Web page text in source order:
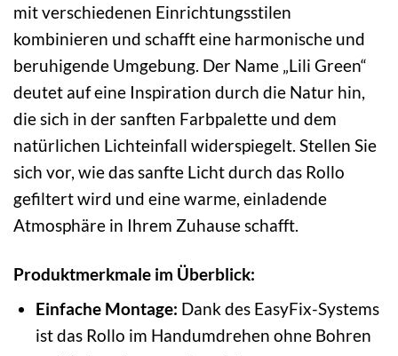
mit verschiedenen Einrichtungsstilen
kombinieren und schafft eine harmonische und
beruhigende Umgebung. Der Name „Lili Green“
deutet auf eine Inspiration durch die Natur hin,
die sich in der sanften Farbpalette und dem
natürlichen Lichteinfall widerspiegelt. Stellen Sie
sich vor, wie das sanfte Licht durch das Rollo
gefiltert wird und eine warme, einladende
Atmosphäre in Ihrem Zuhause schafft.
Produktmerkmale im Überblick:
Einfache Montage: Dank des EasyFix-Systems
ist das Rollo im Handumdrehen ohne Bohren